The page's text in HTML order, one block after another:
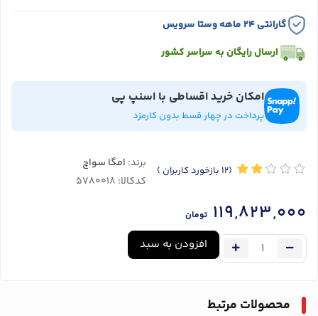
گارانتی ۲۴ ماهه وستا سرویس
ارسال رایگان به سراسر کشور
امکان خرید اقساطی با اسنپ پی
پرداخت در چهار قسط بدون کارمزد
(12 بازخورد کاربران ) برند: امگا سواچ
کدکالا:
119,823,000 تومان
افزودن به سبد
محصولات مرتبط